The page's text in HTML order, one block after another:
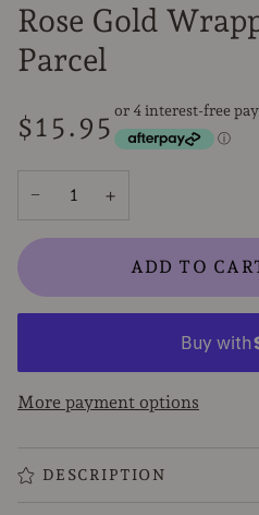
Rose Gold
Parcel
$15.95
− +
ADD TO
More payment options
DESCRIPTION